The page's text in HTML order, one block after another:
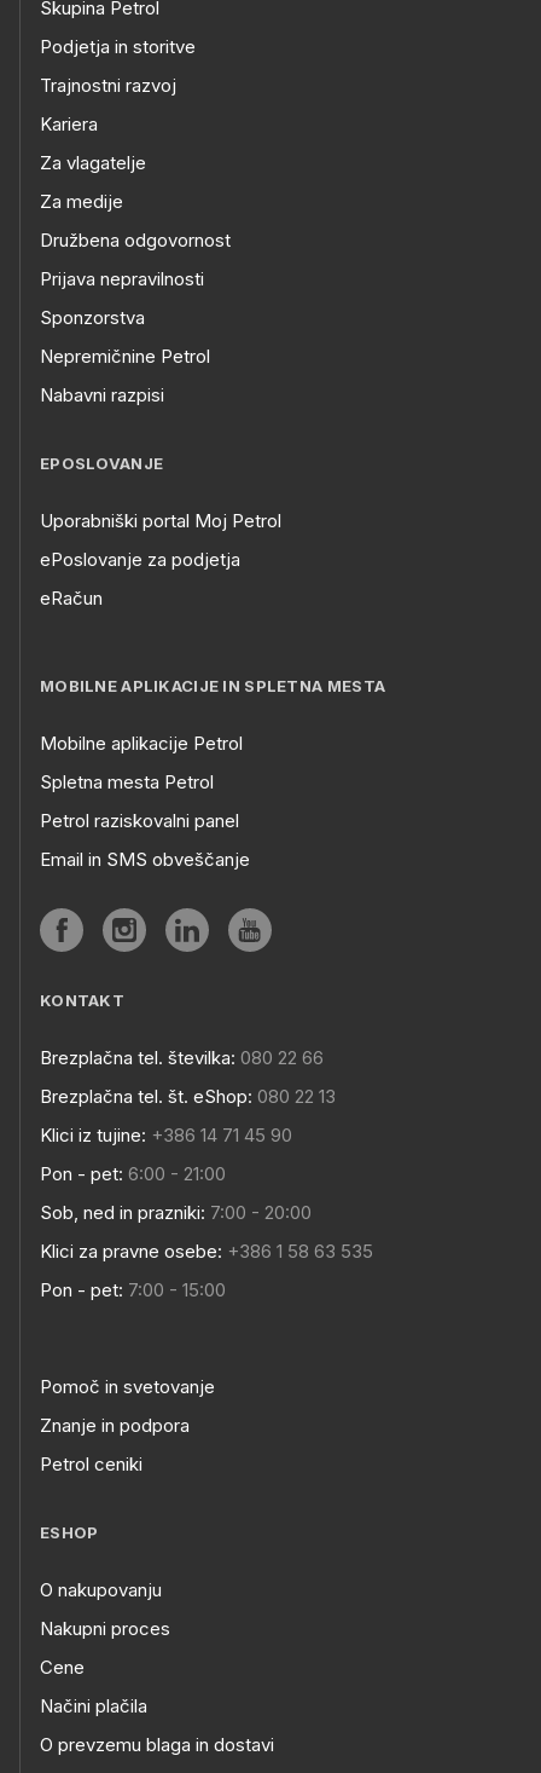
Skupina Petrol
Podjetja in storitve
Trajnostni razvoj
Kariera
Za vlagatelje
Za medije
Družbena odgovornost
Prijava nepravilnosti
Sponzorstva
Nepremičnine Petrol
Nabavni razpisi
EPOSLOVANJE
Uporabniški portal Moj Petrol
ePoslovanje za podjetja
eRačun
MOBILNE APLIKACIJE IN SPLETNA MESTA
Mobilne aplikacije Petrol
Spletna mesta Petrol
Petrol raziskovalni panel
Email in SMS obveščanje
KONTAKT
Brezplačna tel. številka: 080 22 66
Brezplačna tel. št. eShop: 080 22 13
Klici iz tujine: +386 14 71 45 90
Pon - pet: 6:00 - 21:00
Sob, ned in prazniki: 7:00 - 20:00
Klici za pravne osebe: +386 1 58 63 535
Pon - pet: 7:00 - 15:00
Pomoč in svetovanje
Znanje in podpora
Petrol ceniki
ESHOP
O nakupovanju
Nakupni proces
Cene
Načini plačila
O prevzemu blaga in dostavi